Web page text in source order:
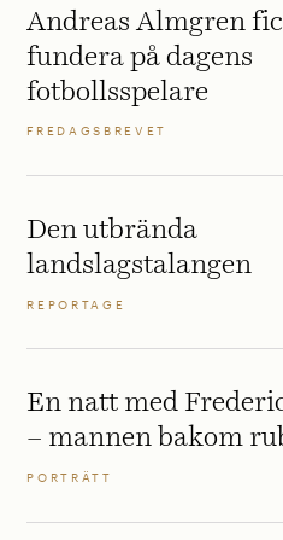
Andreas Almgren
fundera på dagens
fotbollsspelare
FREDAGSBREVET
Den utbrända
landslagstalangen
REPORTAGE
En natt med
– mannen bakom
PORTRÄTT